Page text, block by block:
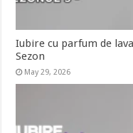
Iubire cu parfum de
Sezon
May 29, 2026